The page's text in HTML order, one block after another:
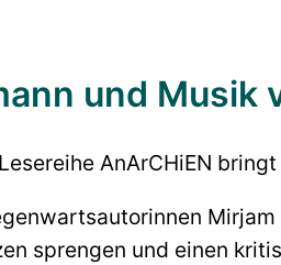
und Musik
AnArCHiEN
sprengen und einen